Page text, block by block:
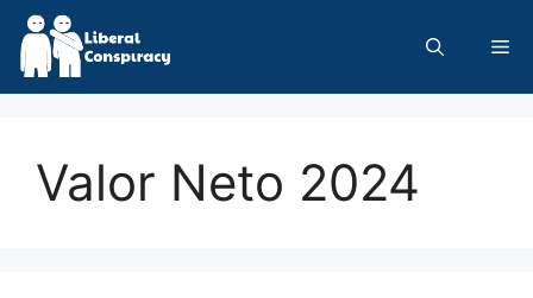
Skip
content
Valor Neto 2024